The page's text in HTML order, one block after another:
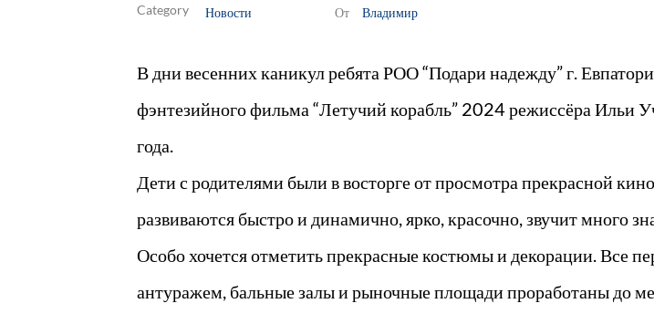
От Владимир
Новости
В дни весенних каникул ребята РОО “Подари надежду” г.
фэнтезийного фильма “Летучий корабль” 2024 режиссёра Ильи
года.
Дети с родителями были в восторге от просмотра прекрасной
развиваются быстро и динамично, ярко, красочно, звучит много
Особо хочется отметить прекрасные костюмы и декорации. Все
антуражем, бальные залы и рыночные площади проработаны до